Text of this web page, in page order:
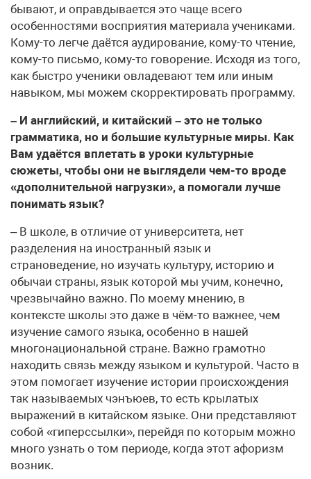
бывают, и оправдывается это чаще всего
особенностями восприятия материала учениками.
Кому-то легче даётся аудирование, кому-то чтение,
кому-то письмо, кому-то говорение. Исходя из того,
как быстро ученики овладевают тем или иным
навыком, мы можем скорректировать программу.
– И английский, и китайский – это не только
грамматика, но и большие культурные миры. Как
Вам удаётся вплетать в уроки культурные
сюжеты, чтобы они не выглядели чем-то вроде
«дополнительной нагрузки», а помогали лучше
понимать язык?
– В школе, в отличие от университета, нет
разделения на иностранный язык и
страноведение, но изучать культуру, историю и
обычаи страны, язык которой мы учим, конечно,
чрезвычайно важно. По моему мнению, в
контексте школы это даже в чём-то важнее, чем
изучение самого языка, особенно в нашей
многонациональной стране. Важно грамотно
находить связь между языком и культурой. Часто в
этом помогает изучение истории происхождения
так называемых чэнъюев, то есть крылатых
выражений в китайском языке. Они представляют
собой «гиперссылки», перейдя по которым можно
много узнать о том периоде, когда этот афоризм
возник.